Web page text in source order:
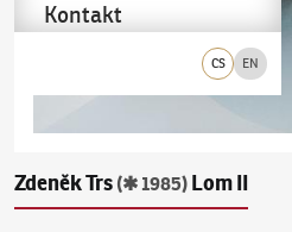
CS EN
Kontakt
Zdeněk Trs (✱ 1985) Lom II